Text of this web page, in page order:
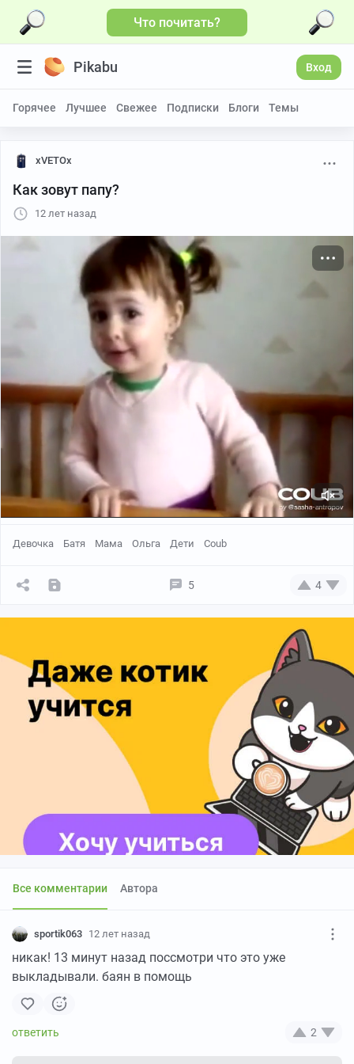
Что почитать?
Pikabu Вход
Горячее Лучшее Свежее Подписки Блоги Темы
xVETOx
Как зовут папу?
12 лет назад
Девочка Батя Мама Ольга Дети Coub
5 4
Все комментарии Автора
sportik063 12 лет назад
никак! 13 минут назад поссмотри что это уже
выкладывали. баян в помощь
2
Больше видео